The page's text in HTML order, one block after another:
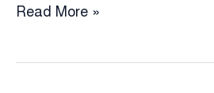
পুরস্কার
Read More »